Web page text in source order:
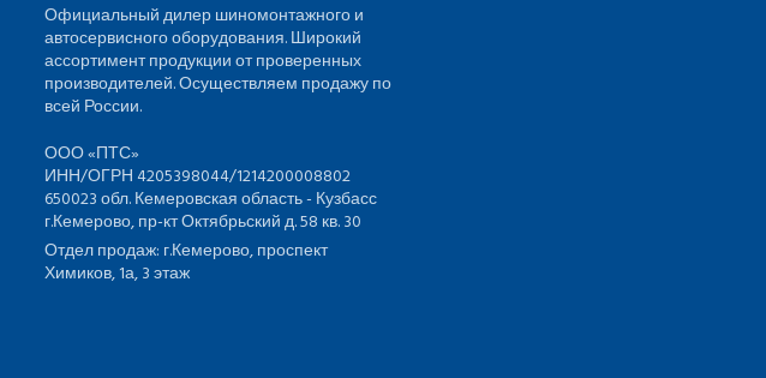
Официальный дилер шиномонтажного и
автосервисного оборудования. Широкий
ассортимент продукции от проверенных
производителей. Осуществляем продажу по
всей России.
ООО «ПТС»
ИНН/ОГРН 4205398044/1214200008802
650023 обл. Кемеровская область - Кузбасс
г.Кемерово, пр-кт Октябрьский д. 58 кв. 30
Отдел продаж: г.Кемерово, проспект
Химиков, 1а, 3 этаж